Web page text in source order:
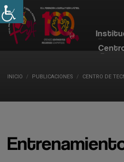
INICIO PUBLICACIONES CENTRO DE